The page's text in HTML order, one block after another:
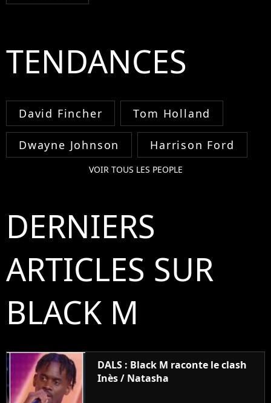
TENDANCES
David Fincher Tom Holland
Dwayne Johnson Harrison Ford
VOIR TOUS LES PEOPLE
DERNIERS
ARTICLES SUR
BLACK M
DALS : Black M raconte le clash
Inès / Natasha